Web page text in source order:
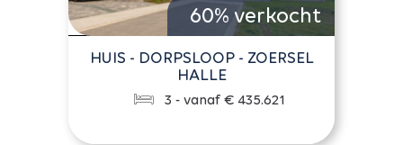
60% verkocht
HUIS - DORPSLOOP - ZOERSEL
HALLE
3 - vanaf € 435.621